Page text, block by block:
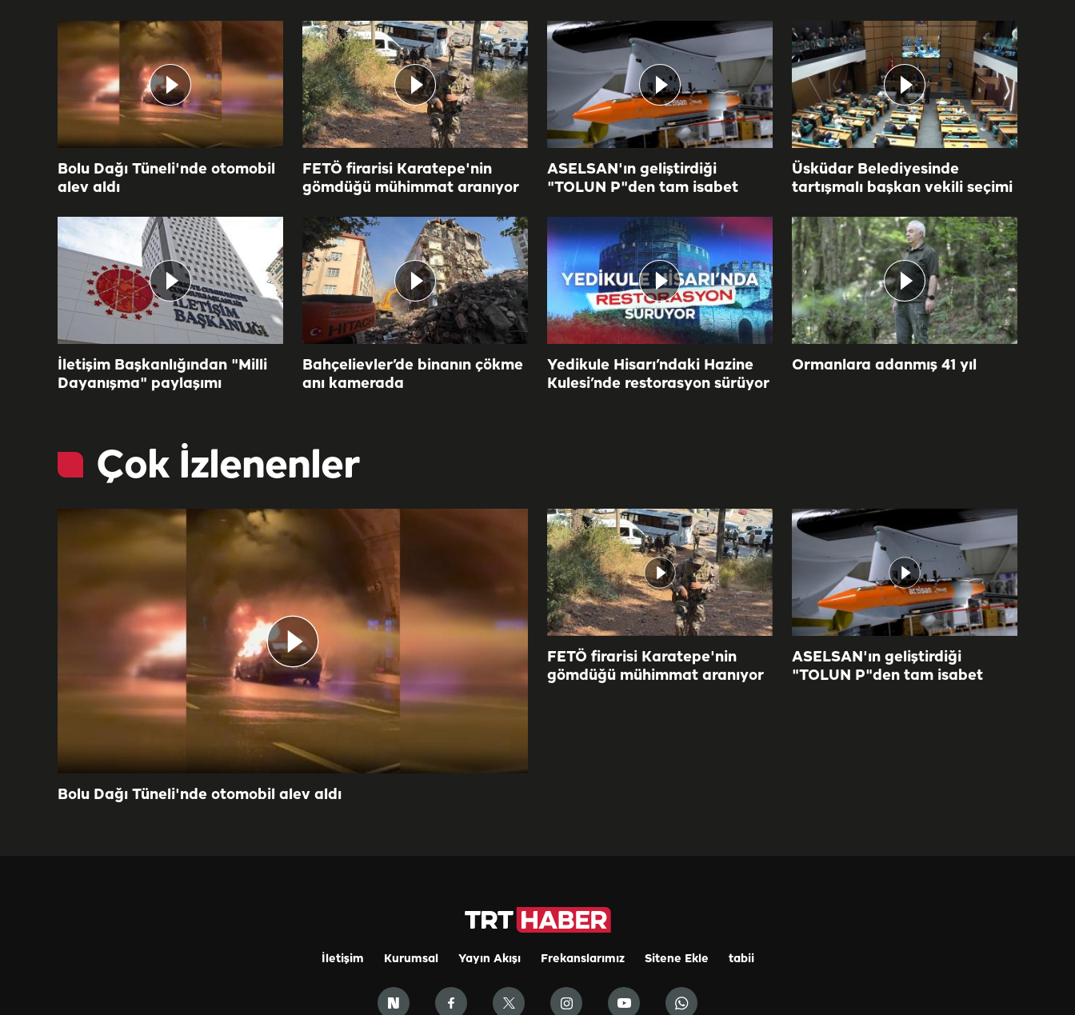
Bolu Dağı Tüneli'nde otomobil
alev aldı
FETÖ firarisi Karatepe'nin
gömdüğü mühimmat aranıyor
ASELSAN'ın geliştirdiği
"TOLUN P"den tam isabet
Üsküdar Belediyesinde
tartışmalı başkan vekili seçimi
İletişim Başkanlığından "Milli
Dayanışma" paylaşımı
Bahçelievler’de binanın çökme
anı kamerada
Yedikule Hisarı’ndaki Hazine
Kulesi’nde restorasyon sürüyor
Ormanlara adanmış 41 yıl
Çok İzlenenler
Bolu Dağı Tüneli'nde otomobil alev aldı
FETÖ firarisi Karatepe'nin
gömdüğü mühimmat aranıyor
ASELSAN'ın geliştirdiği
"TOLUN P"den tam isabet
İletişim Kurumsal Yayın Akışı Frekanslarımız Sitene Ekle tabii